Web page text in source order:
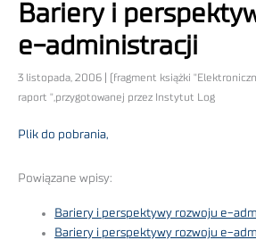
Bariery i
e-administracji
3 listopada, 2006 | (fragment książki
raport ",przygotowanej przez Instytut Log
Plik do pobrania,
Powiązane wpisy:
Bariery i perspektywy rozwoju e-
Bariery i perspektywy rozwoju e-